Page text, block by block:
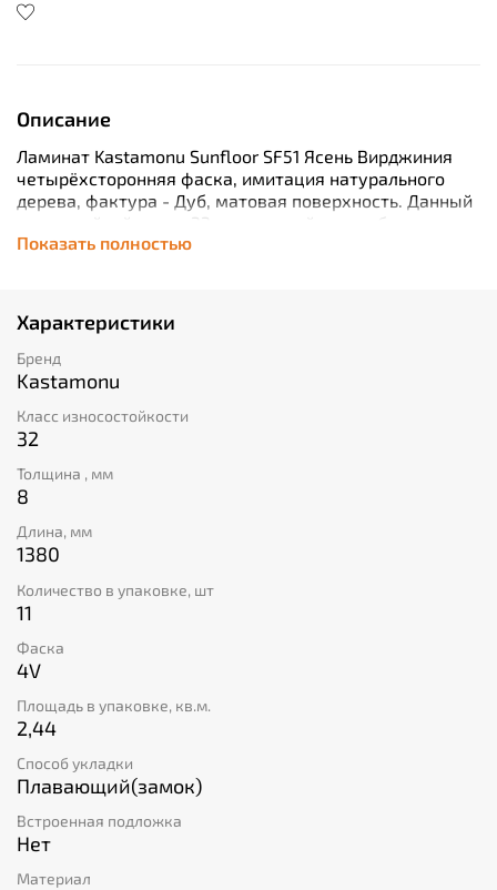
Описание
Ламинат Kastamonu Sunfloor SF51 Ясень Вирджиния
четырёхсторонняя фаска, имитация натурального
дерева, фактура - Дуб, матовая поверхность. Данный
влагостойкий декор 33 класса стойкости образцово
будет чувствовать себя в любом интерьере квартиры,
Показать полностью
Характеристики
Бренд
Kastamonu
Класс износостойкости
32
Толщина , мм
8
Длина, мм
1380
Количество в упаковке, шт
11
Фаска
4V
Площадь в упаковке, кв.м.
2,44
Способ укладки
Плавающий(замок)
Встроенная подложка
Нет
Материал